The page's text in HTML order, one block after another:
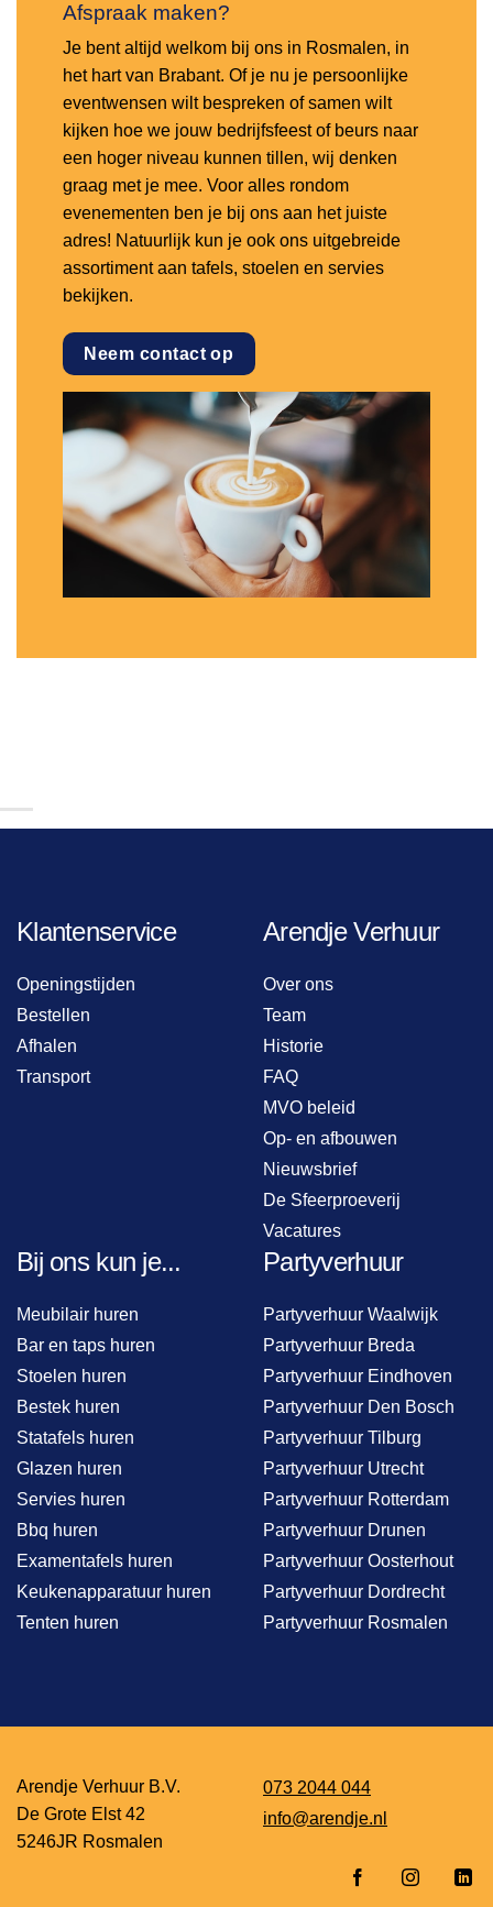
Afspraak maken?
Je bent altijd welkom bij ons in Rosmalen, in
het hart van Brabant. Of je nu je persoonlijke
eventwensen wilt bespreken of samen wilt
kijken hoe we jouw bedrijfsfeest of beurs naar
een hoger niveau kunnen tillen, wij denken
graag met je mee. Voor alles rondom
evenementen ben je bij ons aan het juiste
adres! Natuurlijk kun je ook ons uitgebreide
assortiment aan tafels, stoelen en servies
bekijken.
Neem contact op
Klantenservice
Openingstijden
Bestellen
Afhalen
Transport
Arendje Verhuur
Over ons
Team
Historie
FAQ
MVO beleid
Op- en afbouwen
Nieuwsbrief
De Sfeerproeverij
Vacatures
Bij ons kun je...
Meubilair huren
Bar en taps huren
Stoelen huren
Bestek huren
Statafels huren
Glazen huren
Servies huren
Bbq huren
Examentafels huren
Keukenapparatuur huren
Tenten huren
Partyverhuur
Partyverhuur Waalwijk
Partyverhuur Breda
Partyverhuur Eindhoven
Partyverhuur Den Bosch
Partyverhuur Tilburg
Partyverhuur Utrecht
Partyverhuur Rotterdam
Partyverhuur Drunen
Partyverhuur Oosterhout
Partyverhuur Dordrecht
Partyverhuur Rosmalen
Arendje Verhuur B.V.
De Grote Elst 42
5246JR Rosmalen
073 2044 044
info@arendje.nl